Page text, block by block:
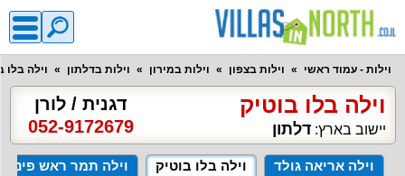
וילות - עמוד ראשי וילות בצפון וילות במירון וילות בדלתון וילה בלו
וילה בלו בוטיק
יישוב בארץ: דלתון
דגנית / לורן
052-9172679
וילה אריאה גולד וילה בלו בוטיק וילה תמר ראש פינה